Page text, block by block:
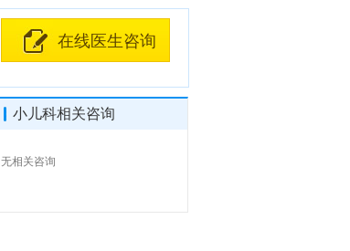
在线医生咨询
小儿科相关咨询
无相关咨询